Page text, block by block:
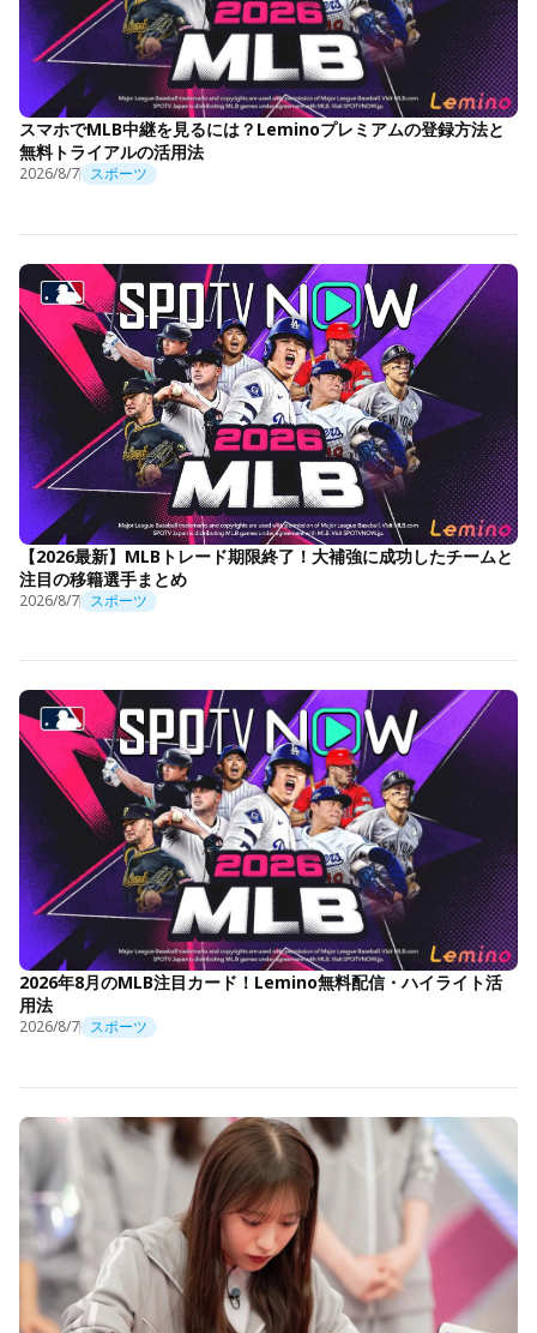
スマホでMLB中継を見るには？Leminoプレミアムの登録方法と
無料トライアルの活用法
2026/8/7 スポーツ
【2026最新】MLBトレード期限終了！大補強に成功したチームと
注目の移籍選手まとめ
2026/8/7 スポーツ
2026年8月のMLB注目カード！Lemino無料配信・ハイライト活
用法
2026/8/7 スポーツ